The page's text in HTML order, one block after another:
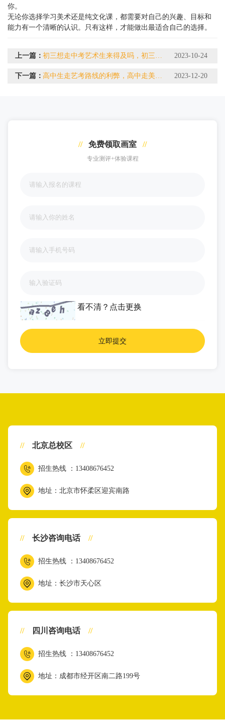
你。
无论你选择学习美术还是纯文化课，都需要对自己的兴趣、目标和
能力有一个清晰的认识。只有这样，才能做出最适合自己的选择。
上一篇： 初三想走中考艺术生来得及吗，初三学美术中考是不是晚了 2023-10-24
下一篇： 高中生走艺考路线的利弊，高中走美术生有出路吗 2023-12-20
// 免费领取画室 //
专业测评+体验课程
看不清？ 点击更换
// 北京总校区 //
招生热线 ：13408676452
地址：北京市怀柔区迎宾南路
// 长沙咨询电话 //
招生热线 ：13408676452
地址：长沙市天心区
// 四川咨询电话 //
招生热线 ：13408676452
地址：成都市经开区南二路199号